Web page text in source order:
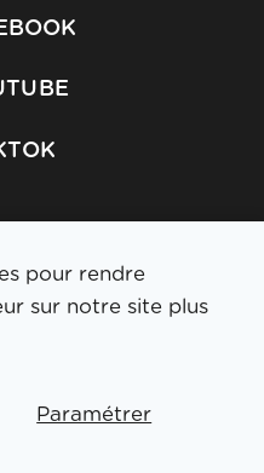
newsletter
pour rendre
sur notre site plus
Paramétrer